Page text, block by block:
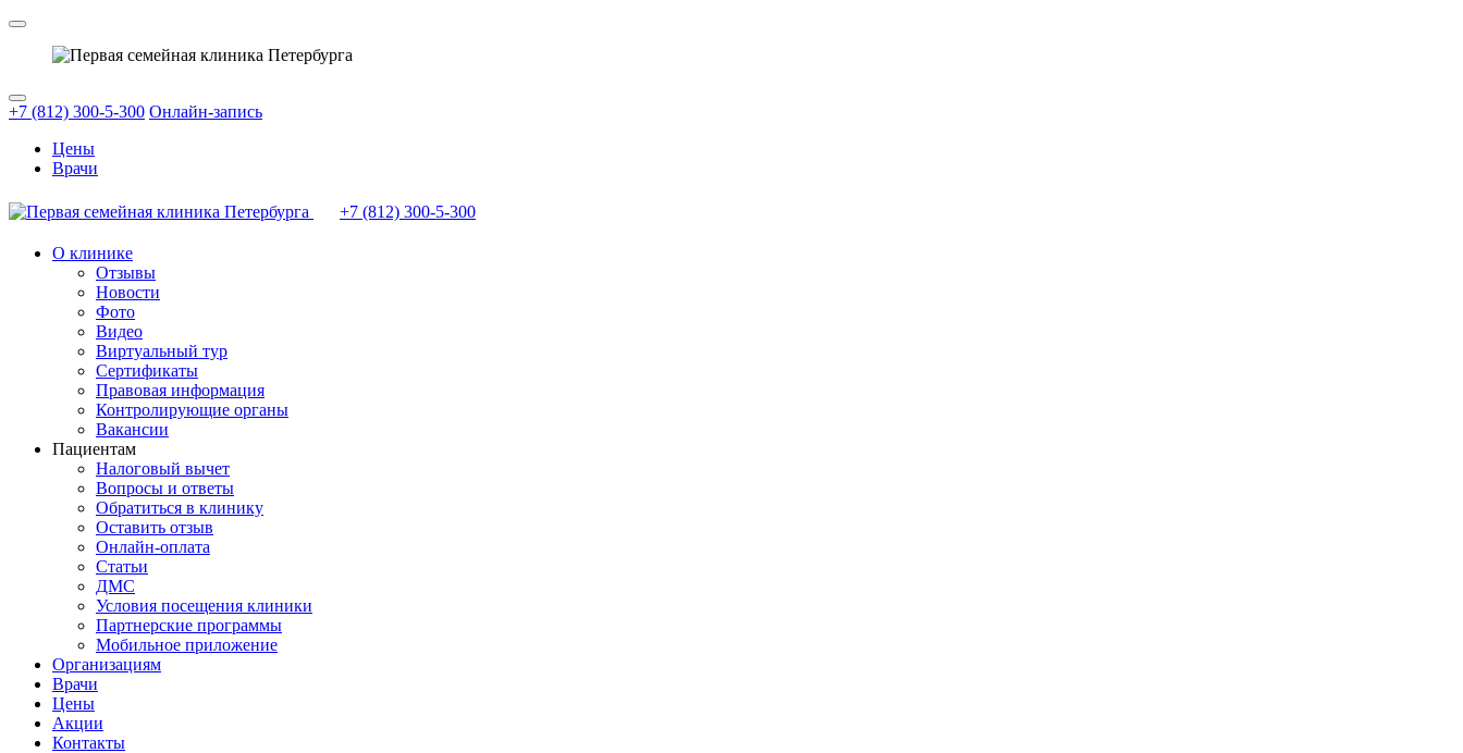
+7 (812) 300-5-300 Онлайн-запись
Цены
Врачи
+7 (812) 300-5-300
О клинике
Отзывы
Новости
Фото
Видео
Виртуальный тур
Сертификаты
Правовая информация
Контролирующие органы
Вакансии
Пациентам
Налоговый вычет
Вопросы и ответы
Обратиться в клинику
Оставить отзыв
Онлайн-оплата
Статьи
ДМС
Условия посещения клиники
Партнерские программы
Мобильное приложение
Организациям
Врачи
Цены
Акции
Контакты